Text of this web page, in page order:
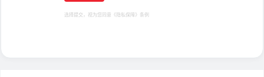
选择提交，视为您同意 《隐私保障》 条例